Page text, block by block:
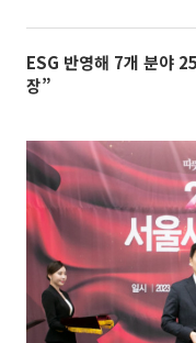
ESG 반영해 7개 분야
장”